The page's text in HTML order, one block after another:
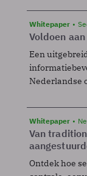
Whitepaper
Voldoen
Een
Nederlandse
Whitepaper
Van
Ontdek hoe